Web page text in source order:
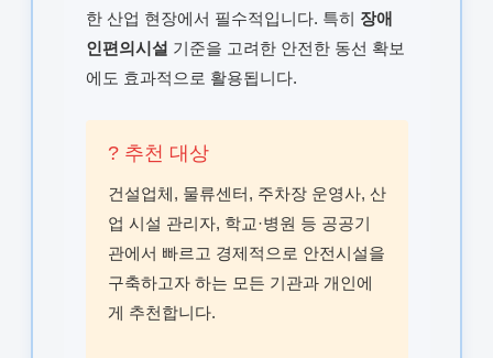
한 산업 현장에서 필수적입니다. 특히 장애
인편의시설 기준을 고려한 안전한 동선 확보
에도 효과적으로 활용됩니다.
? 추천 대상
건설업체, 물류센터, 주차장 운영사, 산
업 시설 관리자, 학교·병원 등 공공기
관에서 빠르고 경제적으로 안전시설을
구축하고자 하는 모든 기관과 개인에
게 추천합니다.